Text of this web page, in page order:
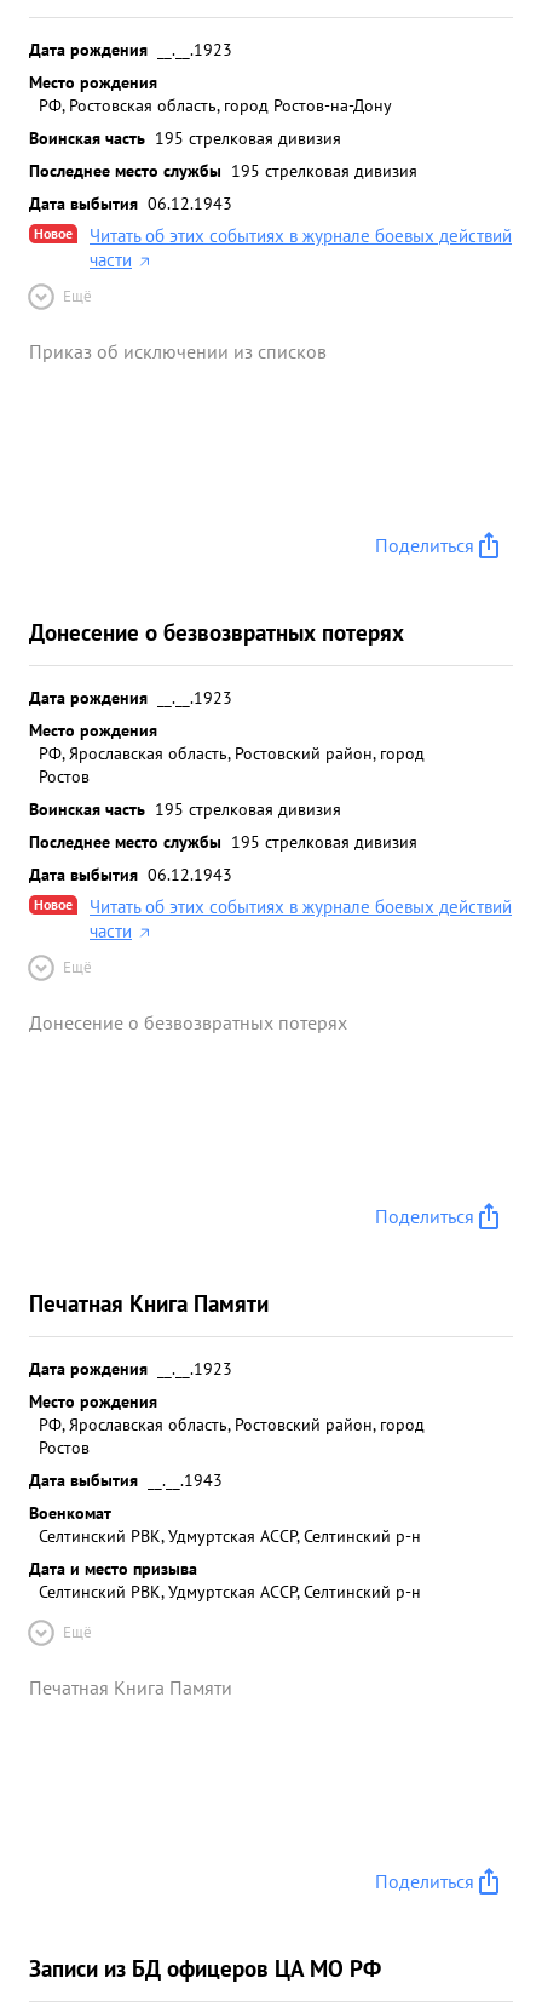
Дата рождения
__.__.1923
Место рождения
РФ, Ростовская область, город Ростов-на-Дону
Воинская часть 195 стрелковая дивизия
Последнее место службы 195 стрелковая дивизия
Дата выбытия 06.12.1943
Новое
Читать об этих событиях в журнале боевых действий
части
Ещё
Приказ об исключении из списков
Поделиться
Донесение о безвозвратных потерях
Дата рождения
__.__.1923
Место рождения
РФ, Ярославская область, Ростовский район, город
Ростов
Воинская часть 195 стрелковая дивизия
Последнее место службы 195 стрелковая дивизия
Дата выбытия 06.12.1943
Новое
Читать об этих событиях в журнале боевых действий
части
Ещё
Донесение о безвозвратных потерях
Поделиться
Печатная Книга Памяти
Дата рождения
__.__.1923
Место рождения
РФ, Ярославская область, Ростовский район, город
Ростов
Дата выбытия
__.__.1943
Военкомат
Селтинский РВК, Удмуртская АССР, Селтинский р-н
Дата и место призыва
Селтинский РВК, Удмуртская АССР, Селтинский р-н
Ещё
Печатная Книга Памяти
Поделиться
Записи из БД офицеров ЦА МО РФ